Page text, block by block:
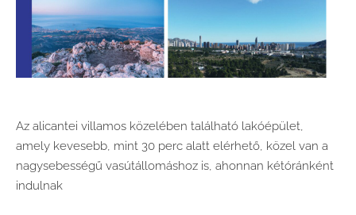
Az alicantei villamos közelében található lakóépület,
amely kevesebb, mint 30 perc alatt elérhető, közel van a
nagysebességű vasútállomáshoz is, ahonnan kétóránként
indulnak